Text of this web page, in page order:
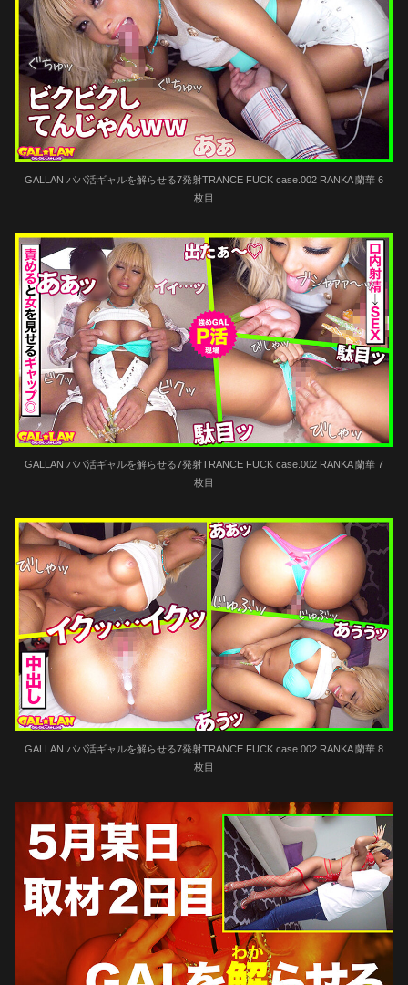
GALLAN パパ活ギャルを解らせる7発射TRANCE FUCK case.002 RANKA 蘭華 6
枚目
GALLAN パパ活ギャルを解らせる7発射TRANCE FUCK case.002 RANKA 蘭華 7
枚目
GALLAN パパ活ギャルを解らせる7発射TRANCE FUCK case.002 RANKA 蘭華 8
枚目